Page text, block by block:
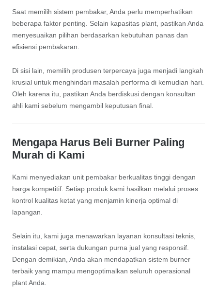
Saat memilih sistem pembakar, Anda perlu memperhatikan
beberapa faktor penting. Selain kapasitas plant, pastikan Anda
menyesuaikan pilihan berdasarkan kebutuhan panas dan
efisiensi pembakaran.
Di sisi lain, memilih produsen terpercaya juga menjadi langkah
krusial untuk menghindari masalah performa di kemudian hari.
Oleh karena itu, pastikan Anda berdiskusi dengan konsultan
ahli kami sebelum mengambil keputusan final.
Mengapa Harus Beli Burner Paling
Murah di Kami
Kami menyediakan unit pembakar berkualitas tinggi dengan
harga kompetitif. Setiap produk kami hasilkan melalui proses
kontrol kualitas ketat yang menjamin kinerja optimal di
lapangan.
Selain itu, kami juga menawarkan layanan konsultasi teknis,
instalasi cepat, serta dukungan purna jual yang responsif.
Dengan demikian, Anda akan mendapatkan sistem burner
terbaik yang mampu mengoptimalkan seluruh operasional
plant Anda.